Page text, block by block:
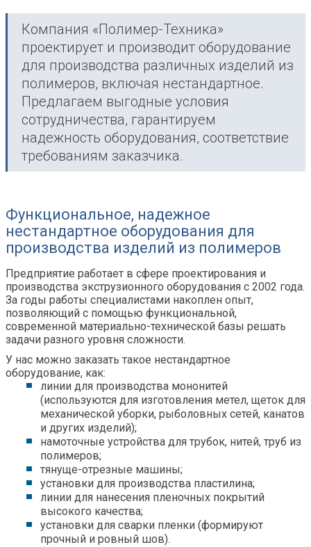
Компания «Полимер-Техника»
проектирует и производит оборудование
для производства различных изделий из
полимеров, включая нестандартное.
Предлагаем выгодные условия
сотрудничества, гарантируем
надежность оборудования, соответствие
требованиям заказчика.
Функциональное, надежное
нестандартное оборудования для
производства изделий из полимеров
Предприятие работает в сфере проектирования и
производства экструзионного оборудования с 2002 года.
За годы работы специалистами накоплен опыт,
позволяющий с помощью функциональной,
современной материально-технической базы решать
задачи разного уровня сложности.
У нас можно заказать такое нестандартное
оборудование, как:
линии для производства мононитей
(используются для изготовления метел, щеток для
механической уборки, рыболовных сетей, канатов
и других изделий);
намоточные устройства для трубок, нитей, труб из
полимеров;
тянуще-отрезные машины;
установки для производства пластилина;
линии для нанесения пленочных покрытий
высокого качества;
установки для сварки пленки (формируют
прочный и ровный шов).